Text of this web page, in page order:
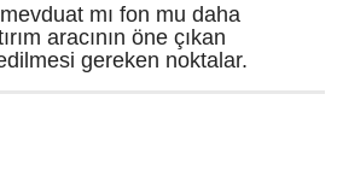
mı fon mu daha
aracının öne çıkan
gereken noktalar.